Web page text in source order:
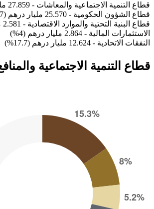
قطاع التنمية الاجتماعية والمعاشات - 27.859 مليار درهم (39%)
قطاع الشؤون الحكومية - 25.570 مليار درهم (35.7%)
قطاع البنية التحتية والموارد الاقتصادية - 2.581 مليار درهم (3.6%)
الاستثمارات المالية - 2.864 مليار درهم (4%)
النفقات الاتحادية - 12.624 مليار درهم (17.7%)
قطاع التنمية الاجتماعية